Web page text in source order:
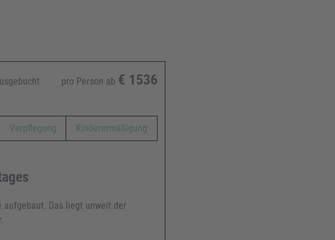
pro Person ab € 1536
Verpflegung Kinderermäßigung
aufgebaut. Das liegt unweit der